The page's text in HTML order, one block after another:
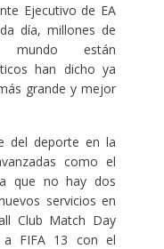
Ejecutivo de EA
día, millones de
mundo están
han dicho ya
grande y mejor
del deporte en la
como el
que no hay dos
servicios en
Club Match Day
a FIFA 13 con el